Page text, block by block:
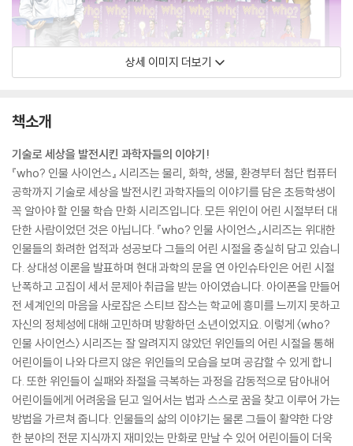
상세 이미지 더보기
책소개
기술로 세상을 발전시킨 과학자들의 이야기!
『who? 인물 사이언스』 시리즈는 물리, 화학, 생물, 환경부터 첨단 컴퓨터
공학까지 기술로 세상을 발전시킨 과학자들의 이야기를 담은 초등학생이
꼭 알아야 할 인물 학습 만화 시리즈입니다. 모든 위인이 어린 시절부터 대
단한 사람이었던 것은 아닙니다. 『who? 인물 사이언스』시리즈는 위대한
인물들의 화려한 업적과 성공보다 그들의 어린 시절을 충실히 담고 있습니
다. 상대성 이론을 발표하며 현대 과학의 문을 연 아인슈타인은 어린 시절
난폭하고 고집이 세서 문제아 취급을 받는 아이였습니다. 아이폰을 만들어
전 세계인의 마음을 사로잡은 스티브 잡스는 학교에 흥미를 느끼지 못하고
자신의 정체성에 대해 고민하며 방황하던 소년이었지요. 이렇게 〈who?
인물 사이언스〉 시리즈는 잘 알려지지 않았던 위인들의 어린 시절을 통해
어린이들이 나와 다르지 않은 위인들의 모습을 보며 공감할 수 있게 합니
다. 또한 위인들이 실패와 좌절을 극복하는 과정을 감동적으로 담아내어
어린이들에게 어려움을 딛고 일어서는 법과 스스로 꿈을 찾고 이루어 가는
방법을 가르쳐 줍니다. 인물들의 삶의 이야기는 물론 그들이 활약한 다양
한 분야의 전문 지식까지 재미있는 만화로 만날 수 있어 어린이들이 더욱